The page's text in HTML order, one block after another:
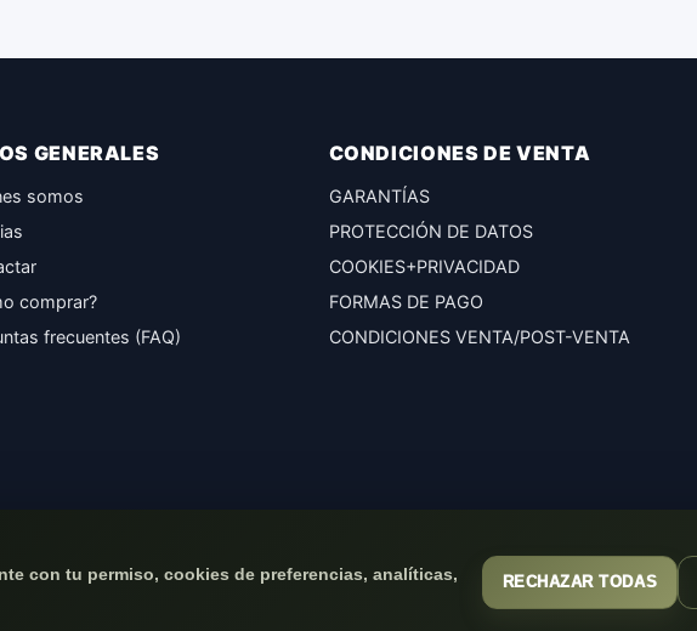
con tu permiso, cookies de preferencias, analíticas,
RECHAZAR TODAS
GENERALES
somos
comprar?
frecuentes (FAQ)
CONDICIONES DE VENTA
GARANTÍAS
PROTECCIÓN DE DATOS
COOKIES+PRIVACIDAD
FORMAS DE PAGO
CONDICIONES VENTA/POST-VENTA